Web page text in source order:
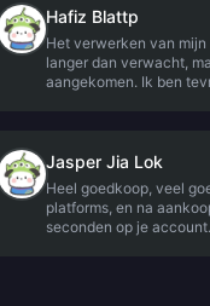
Hafiz Blattp
Het verwerken van
langer dan verwacht,
aangekomen. Ik ben
Jasper Jia Lok
Heel goedkoop, veel
platforms, en na
seconden op je account.